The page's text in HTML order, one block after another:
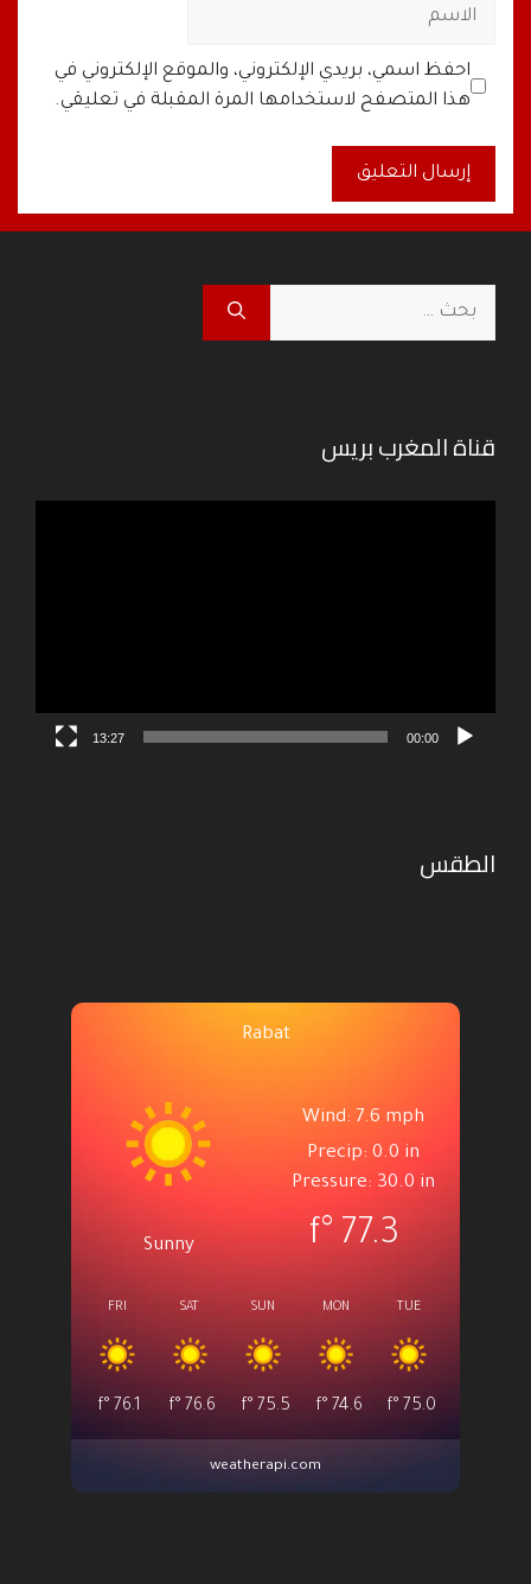
البريد
الإلكتروني
الموقع
الإلكتروني
احفظ اسمي، بريدي الإلكتروني، والموقع الإلكتروني في
هذا المتصفح لاستخدامها المرة المقبلة في تعليقي.
A
t
r
t
v
البحث
قناة المغرب بريس
00:00
13:27
الطقس
Rabat
Sunny
Wind: 7.6 mph
Precip: 0.0 in
Pressure: 30.0 in
77.3
°f
FRI
76.1
°f
SAT
76.6
°f
SUN
75.5
°f
MON
74.6
°f
TUE
75.0
°f
weatherapi.com